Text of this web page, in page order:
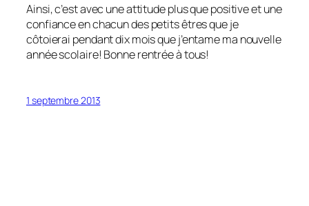
Ainsi, c’est avec une attitude plus que positive et une
confiance en chacun des petits êtres que je
côtoierai pendant dix mois que j’entame ma nouvelle
année scolaire! Bonne rentrée à tous!
1 septembre 2013